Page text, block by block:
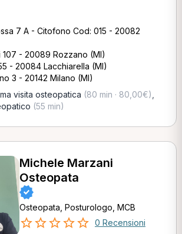
7 A - Citofono Cod: 015 - 20082
107 - 20089 Rozzano (MI)
- 20084 Lacchiarella (MI)
3 - 20142 Milano (MI)
visita osteopatica (80 min · 80,00€)
(55 min)
Michele Marzani
Osteopata
Osteopata, Posturologo, MCB
0 Recensioni